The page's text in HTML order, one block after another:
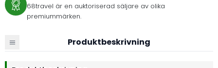
68travel är en auktoriserad säljare av olika
premiummärken.
Produktbeskrivning